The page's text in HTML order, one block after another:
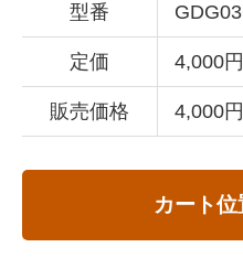
型番
定価 4,000
販売価格 4,000
カート